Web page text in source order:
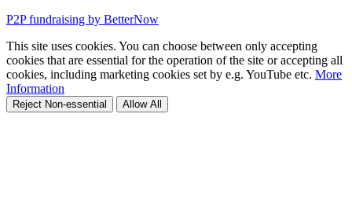
P2P fundraising by BetterNow
This site uses cookies. You can choose between only accepting
cookies that are essential for the operation of the site or accepting all
cookies, including marketing cookies set by e.g. YouTube etc. More
Information
Reject Non-essential Allow All